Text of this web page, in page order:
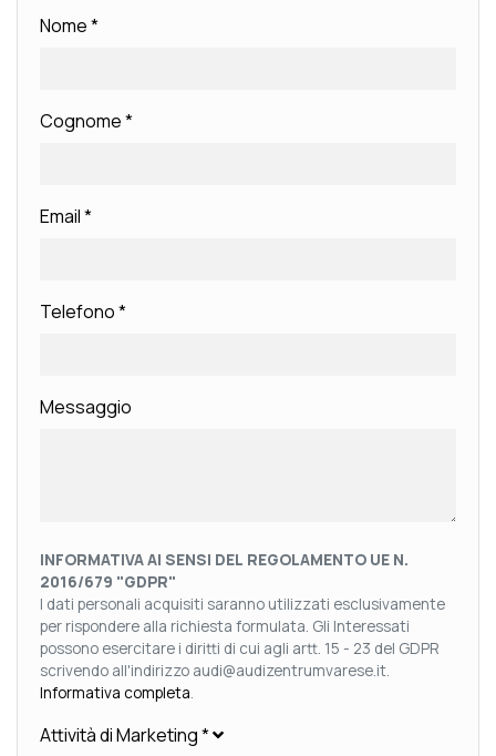
Nome*
Cognome*
Email*
Telefono*
Messaggio
INFORMATIVA AI SENSI DEL REGOLAMENTO UE N.
2016/679 "GDPR"
I dati personali acquisiti saranno utilizzati esclusivamente
per rispondere alla richiesta formulata. Gli Interessati
possono esercitare i diritti di cui agli artt. 15 - 23 del GDPR
scrivendo all'indirizzo audi@audizentrumvarese.it.
Informativa completa
Attività di Marketing*